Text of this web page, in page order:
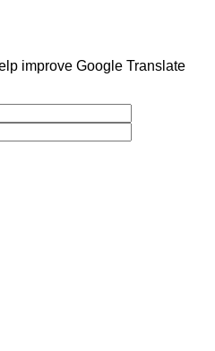
improve Google Translate